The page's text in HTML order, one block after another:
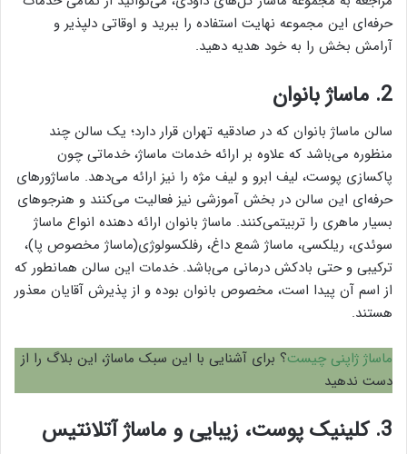
حرفه‌ای این مجموعه نهایت استفاده را ببرید و اوقاتی دلپذیر و
آرامش بخش را به خود هدیه دهید.
2. ماساژ بانوان
سالن ماساژ بانوان که در صادقیه تهران قرار دارد؛ یک سالن چند
منظوره می‌باشد که علاوه بر ارائه خدمات ماساژ، خدماتی چون
پاکسازی پوست، لیف ابرو و لیف مژه را نیز ارائه می‌دهد. ماساژور‌های
حرفه‌ای این سالن در بخش آموزشی نیز فعالیت می‌کنند و هنرجو‌های
بسیار ماهری را تربیتمی‌کنند. ماساژ بانوان ارائه دهنده انواع ماساژ
سوئدی، ریلکسی، ماساژ شمع داغ، رفلکسولوژی(ماساژ مخصوص پا)،
ترکیبی و حتی بادکش درمانی می‌باشد. خدمات این سالن همانطور که
از اسم آن پیدا است، مخصوص بانوان بوده و از پذیرش آقایان معذور
هستند.
ماساژ ژاپنی چیست؟ برای آشنایی با این سبک ماساژ، این بلاگ را از
دست ندهید
3. کلینیک پوست، زیبایی و ماساژ آتلانتیس